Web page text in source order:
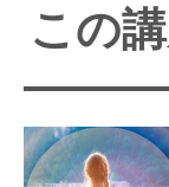
この